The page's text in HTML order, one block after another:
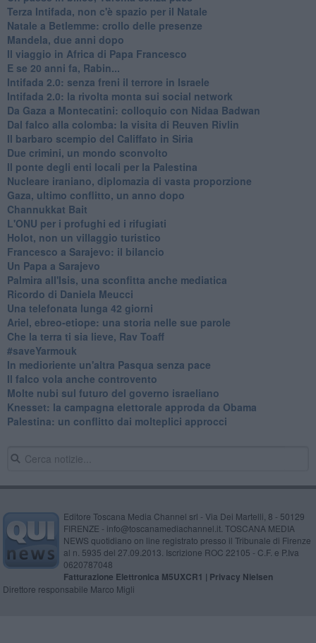
Terza Intifada, non c'è spazio per il Natale
Natale a Betlemme: crollo delle presenze
Mandela, due anni dopo
Il viaggio in Africa di Papa Francesco
E se 20 anni fa, Rabin...
Intifada 2.0: senza freni il terrore in Israele
Intifada 2.0: la rivolta monta sui social network
Da Gaza a Montecatini: colloquio con Nidaa Badwan
Dal falco alla colomba: la visita di Reuven Rivlin
Il barbaro scempio del Califfato in Siria
Due crimini, un mondo sconvolto
Il ponte degli enti locali per la Palestina
Nucleare iraniano, diplomazia di vasta proporzione
Gaza, ultimo conflitto, un anno dopo
Channukkat Bait
L'ONU per i profughi ed i rifugiati
Holot, non un villaggio turistico
Francesco a Sarajevo: il bilancio
Un Papa a Sarajevo
Palmira all'Isis, una sconfitta anche mediatica
Ricordo di Daniela Meucci
​Una telefonata lunga 42 giorni
​Ariel, ebreo-etiope: una storia nelle sue parole
Che la terra ti sia lieve, Rav Toaff
​#saveYarmouk
​In medioriente un'altra Pasqua senza pace
​Il falco vola anche controvento
Molte nubi sul futuro del governo israeliano
Knesset: la campagna elettorale approda da Obama
Palestina: un conflitto dai molteplici approcci
Editore Toscana Media Channel srl - Via Dei Martelli, 8 - 50129
FIRENZE - info@toscanamediachannel.it. TOSCANA MEDIA
NEWS quotidiano on line registrato presso il Tribunale di Firenze
al n. 5935 del 27.09.2013. Iscrizione ROC 22105 - C.F. e P.Iva
0620787048
Fatturazione Elettronica M5UXCR1 | Privacy Nielsen
Direttore responsabile Marco Migli